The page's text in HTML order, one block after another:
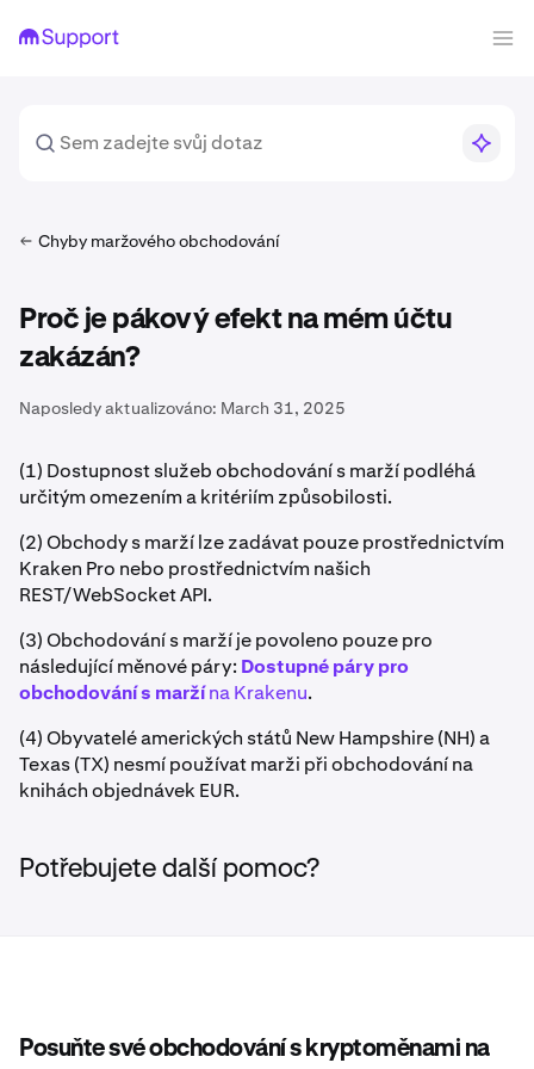
Chyby maržového obchodování
Proč je pákový efekt na mém účtu
zakázán?
Naposledy aktualizováno: March 31, 2025
(1) Dostupnost služeb obchodování s marží podléhá
určitým omezením a kritériím způsobilosti.
(2) Obchody s marží lze zadávat pouze prostřednictvím
Kraken Pro nebo prostřednictvím našich
REST/WebSocket API.
(3) Obchodování s marží je povoleno pouze pro
následující měnové páry: Dostupné páry pro
obchodování s maržína Krakenu.
(4) Obyvatelé amerických států New Hampshire (NH) a
Texas (TX) nesmí používat marži při obchodování na
knihách objednávek EUR.
Potřebujete další pomoc?
Posuňte své obchodování s kryptoměnami na